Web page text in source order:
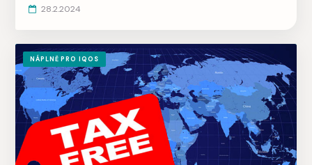
měla vydržet dva až tři roky bez ztráty kapacity.
28.2.2024
NÁPLNĚ PRO IQOS